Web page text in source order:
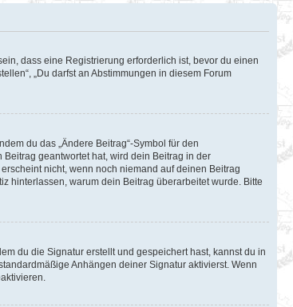
dass eine Registrierung erforderlich ist, bevor du einen
„Du darfst an Abstimmungen in diesem Forum
du das „Ändere Beitrag“-Symbol für den
geantwortet hat, wird dein Beitrag in der
nicht, wenn noch niemand auf deinen Beitrag
hinterlassen, warum dein Beitrag überarbeitet wurde. Bitte
du die Signatur erstellt und gespeichert hast, kannst du in
Anhängen deiner Signatur aktivierst. Wenn